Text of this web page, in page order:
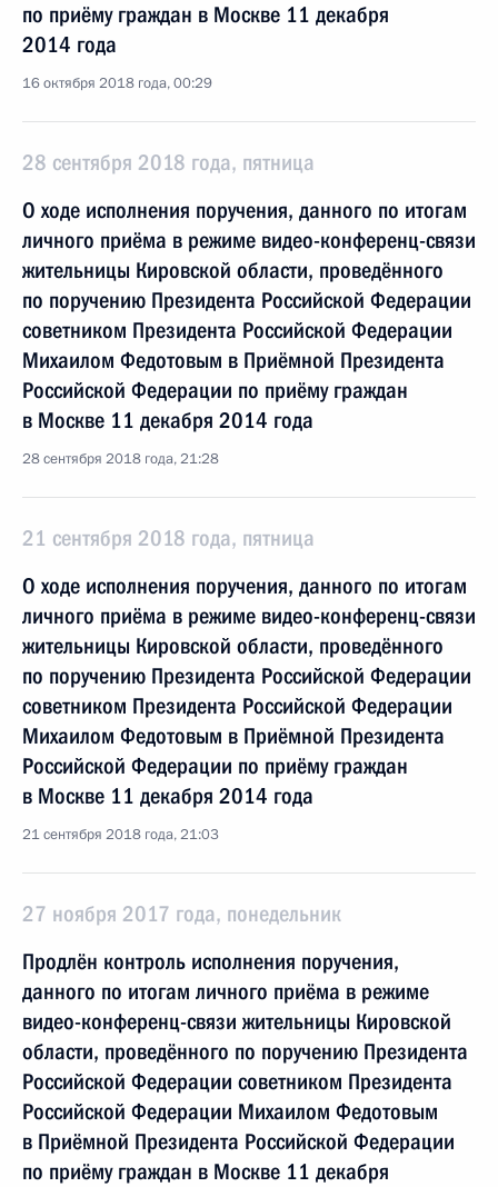
по приёму граждан в Москве 11 декабря
2014 года
16 октября 2018 года, 00:29
28 сентября 2018 года, пятница
О ходе исполнения поручения, данного по итогам
личного приёма в режиме видео-конференц-связи
жительницы Кировской области, проведённого
по поручению Президента Российской Федерации
советником Президента Российской Федерации
Михаилом Федотовым в Приёмной Президента
Российской Федерации по приёму граждан
в Москве 11 декабря 2014 года
28 сентября 2018 года, 21:28
21 сентября 2018 года, пятница
О ходе исполнения поручения, данного по итогам
личного приёма в режиме видео-конференц-связи
жительницы Кировской области, проведённого
по поручению Президента Российской Федерации
советником Президента Российской Федерации
Михаилом Федотовым в Приёмной Президента
Российской Федерации по приёму граждан
в Москве 11 декабря 2014 года
21 сентября 2018 года, 21:03
27 ноября 2017 года, понедельник
Продлён контроль исполнения поручения,
данного по итогам личного приёма в режиме
видео-конференц-связи жительницы Кировской
области, проведённого по поручению Президента
Российской Федерации советником Президента
Российской Федерации Михаилом Федотовым
в Приёмной Президента Российской Федерации
по приёму граждан в Москве 11 декабря